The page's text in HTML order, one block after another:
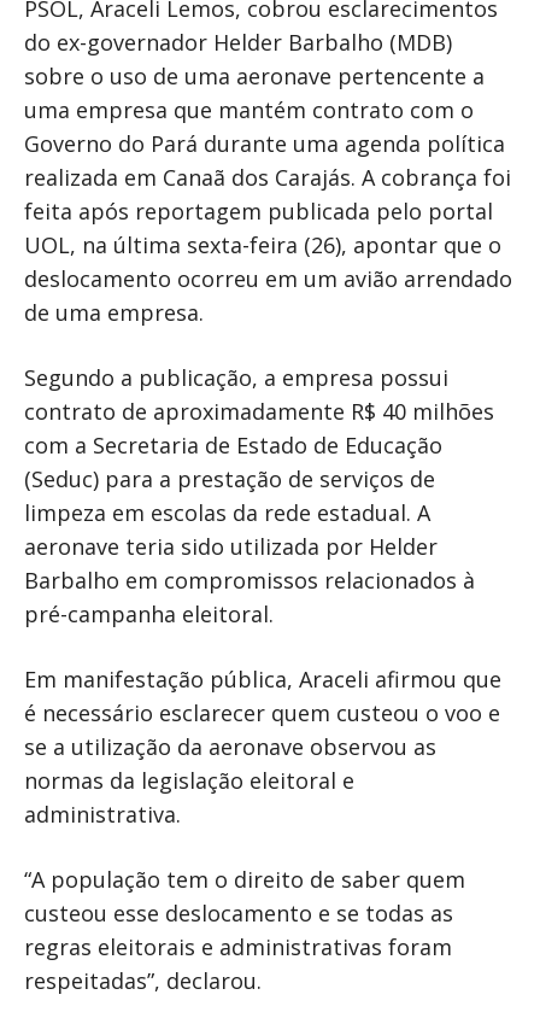
PSOL, Araceli Lemos, cobrou esclarecimentos
do ex-governador Helder Barbalho (MDB)
sobre o uso de uma aeronave pertencente a
uma empresa que mantém contrato com o
Governo do Pará durante uma agenda política
realizada em Canaã dos Carajás. A cobrança foi
feita após reportagem publicada pelo portal
UOL, na última sexta-feira (26), apontar que o
deslocamento ocorreu em um avião arrendado
de uma empresa.
Segundo a publicação, a empresa possui
contrato de aproximadamente R$ 40 milhões
com a Secretaria de Estado de Educação
(Seduc) para a prestação de serviços de
limpeza em escolas da rede estadual. A
aeronave teria sido utilizada por Helder
Barbalho em compromissos relacionados à
pré-campanha eleitoral.
Em manifestação pública, Araceli afirmou que
é necessário esclarecer quem custeou o voo e
se a utilização da aeronave observou as
normas da legislação eleitoral e
administrativa.
“A população tem o direito de saber quem
custeou esse deslocamento e se todas as
regras eleitorais e administrativas foram
respeitadas”, declarou.